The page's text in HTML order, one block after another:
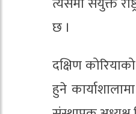
छ ।
दक्षिण
हुने